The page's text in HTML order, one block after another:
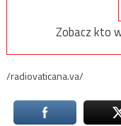
Zobacz kto
/radiovaticana.va/